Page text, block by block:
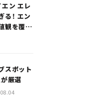
エン エレ
る！ エン
観を覆し
走り。
スポット
厳選